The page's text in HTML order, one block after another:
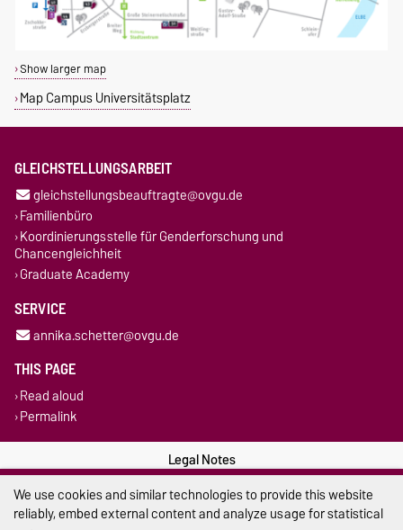
Show larger map
Map Campus Universitätsplatz
GLEICHSTELLUNGSARBEIT
gleichstellungsbeauftragte@ovgu.de
Familienbüro
Koordinierungsstelle für Genderforschung und
Chancengleichheit
Graduate Academy
SERVICE
annika.schetter@ovgu.de
THIS PAGE
Read aloud
Permalink
Legal Notes
Privacy Policy
We use cookies and similar technologies to provide this website
reliably, embed external content and analyze usage for statistical